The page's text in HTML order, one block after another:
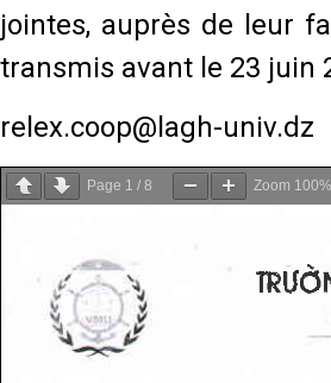
jointes, auprès de leur
transmis avant le 23 juin
relex.coop@lagh-univ.dz
Page 1 / 8 Zoom 100%